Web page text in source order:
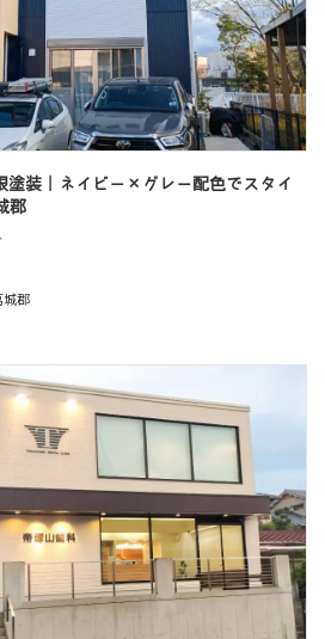
塗装｜ネイビー×グレー配色でスタイ
郡
城郡